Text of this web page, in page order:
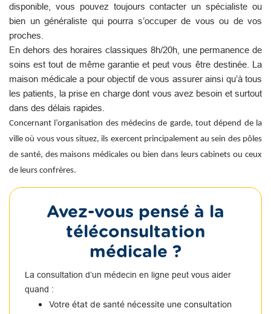
disponible, vous pouvez toujours contacter un spécialiste ou
bien un généraliste qui pourra s’occuper de vous ou de vos
proches.
En dehors des horaires classiques 8h/20h, une permanence de
soins est tout de même garantie et peut vous être destinée. La
maison médicale a pour objectif de vous assurer ainsi qu’à tous
les patients, la prise en charge dont vous avez besoin et surtout
dans des délais rapides.
Concernant l’organisation des médecins de garde, tout dépend de la
ville où vous vous situez, ils exercent principalement au sein des pôles
de santé, des maisons médicales ou bien dans leurs cabinets ou ceux
de leurs confrères.
Avez-vous pensé à la
téléconsultation
médicale ?
La consultation d’un médecin en ligne peut vous aider
quand :
Votre état de santé nécessite une consultation